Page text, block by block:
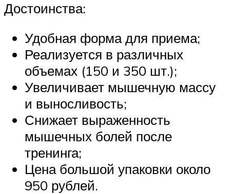
Достоинства:
Удобная форма для приема;
Реализуется в различных
объемах (150 и 350 шт.);
Увеличивает мышечную массу
и выносливость;
Снижает выраженность
мышечных болей после
тренинга;
Цена большой упаковки около
950 рублей.